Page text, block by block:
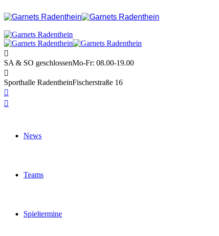
SA & SO geschlossenMo-Fr: 08.00-19.00
Sporthalle RadentheinFischerstraße 16
News
Teams
Spieltermine